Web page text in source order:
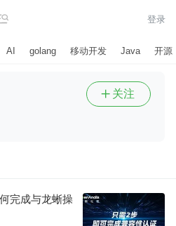
登录
AI golang 移动开发 Java 开源
 关注
完成与龙蜥操